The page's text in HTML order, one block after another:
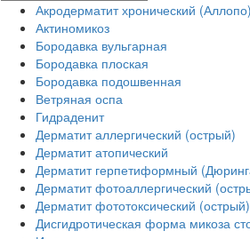
Акродерматит хронический (Аллопо)
Актиномикоз
Бородавка вульгарная
Бородавка плоская
Бородавка подошвенная
Ветряная оспа
Гидраденит
Дерматит аллергический (острый)
Дерматит атопический
Дерматит герпетиформный
Дерматит фотоаллергический
Дерматит фототоксический (острый)
Дисгидротическая форма микоза